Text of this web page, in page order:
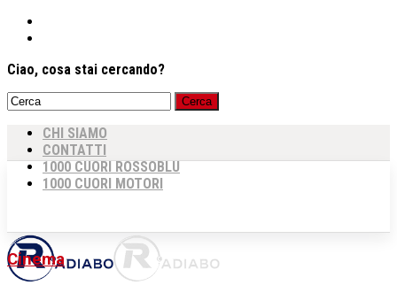
Ciao, cosa stai cercando?
CHI SIAMO
CONTATTI
1000 CUORI ROSSOBLU
1000 CUORI MOTORI
Cinema